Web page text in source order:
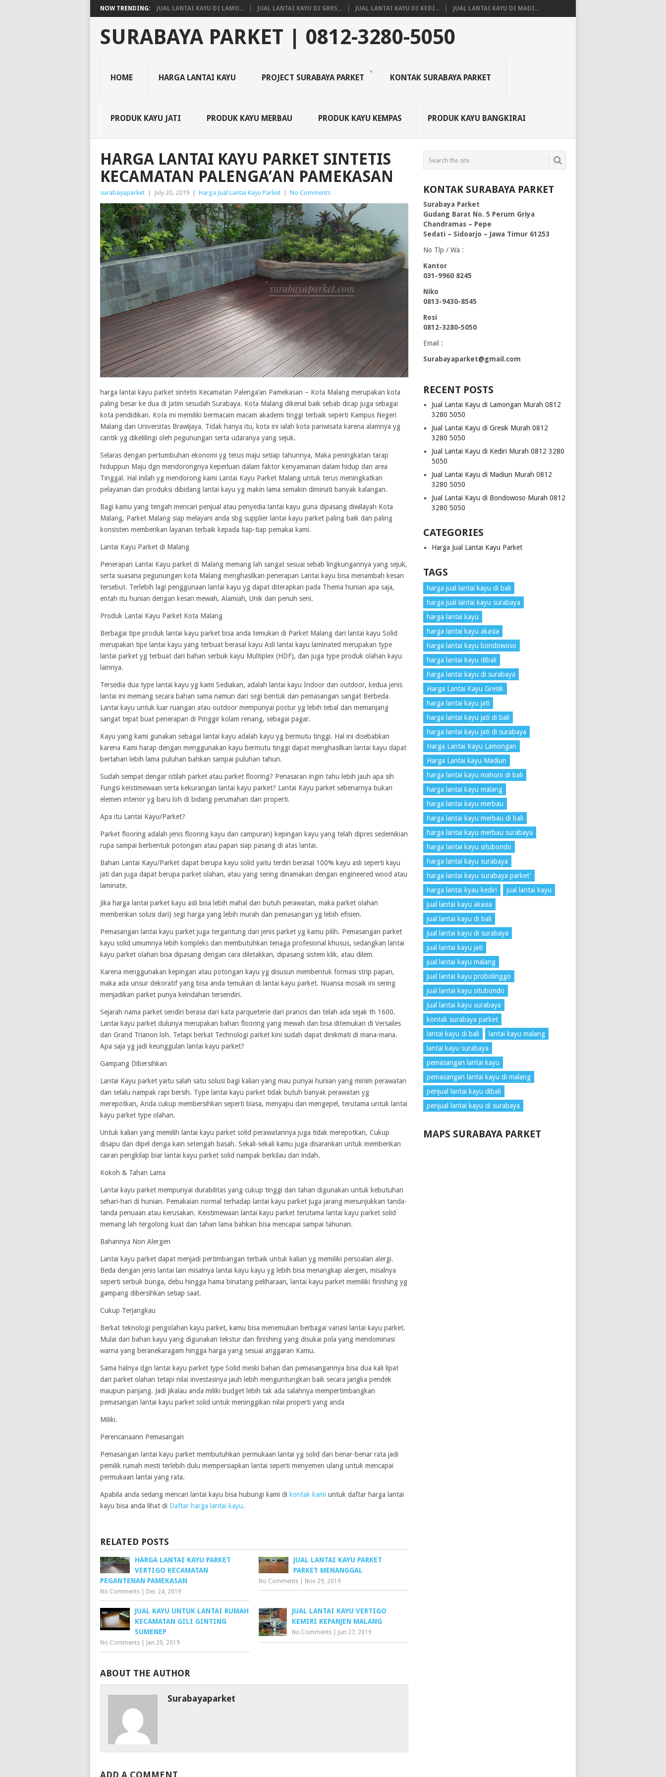
NOW TRENDING: JUAL LANTAI KAYU DI LAMO... JUAL LANTAI KAYU DI GRES... JUAL LANTAI KAYU DI KEDI... JUAL LANTAI KAYU DI MADI...
SURABAYA PARKET | 0812-3280-5050
HOME HARGA LANTAI KAYU PROJECT SURABAYA PARKET KONTAK SURABAYA PARKET
PRODUK KAYU JATI PRODUK KAYU MERBAU PRODUK KAYU KEMPAS PRODUK KAYU BANGKIRAI
HARGA LANTAI KAYU PARKET SINTETIS
KECAMATAN PALENGA’AN PAMEKASAN
surabayaparket July 20, 2019 Harga Jual Lantai Kayu Parket No Comments
harga lantai kayu parket sintetis Kecamatan Palenga’an Pamekasan – Kota Malang merupakan kota
paling besar ke dua di Jatim sesudah Surabaya. Kota Malang dikenal baik sebab dicap juga sebagai
kota pendidikan. Kota ini memiliki bermacam macam akademi tinggi terbaik seperti Kampus Negeri
Malang dan Universitas Brawijaya. Tidak hanya itu, kota ini ialah kota pariwisata karena alamnya yg
cantik yg dikelilingi oleh pegunungan serta udaranya yang sejuk.
Selaras dengan pertumbuhan ekonomi yg terus maju setiap tahunnya, Maka peningkatan tarap
hiduppun Maju dgn mendorongnya keperluan dalam faktor kenyamanan dalam hidup dan area
Tinggal. Hal inilah yg mendorong kami Lantai Kayu Parket Malang untuk terus meningkatkan
pelayanan dan produksi dibidang lantai kayu yg makin lama semakin diminati banyak kalangan.
Bagi kamu yang tengah mencari penjual atau penyedia lantai kayu guna dipasang diwilayah Kota
Malang, Parket Malang siap melayani anda sbg supplier lantai kayu parket paling baik dan paling
konsisten memberikan layanan terbaik kepada tiap-tiap pemakai kami.
Lantai Kayu Parket di Malang
Penerapan Lantai Kayu parket di Malang memang lah sangat sesuai sebab lingkungannya yang sejuk,
serta suasana pegunungan kota Malang menghasilkan penerapan Lantai kayu bisa menambah kesan
tersebut. Terlebih lagi penggunaan lantai kayu yg dapat diterapkan pada Thema hunian apa saja,
entah itu hunian dengan kesan mewah, Alamiah, Unik dan penuh seni.
Produk Lantai Kayu Parket Kota Malang
Berbagai tipe produk lantai kayu parket bisa anda temukan di Parket Malang dari lantai kayu Solid
merupakan tipe lantai kayu yang terbuat berasal kayu Asli lantai kayu laminated merupakan type
lantai parket yg terbuat dari bahan serbuk kayu Multiplex (HDF), dan juga type produk olahan kayu
lainnya.
Tersedia dua type lantai kayu yg kami Sediakan, adalah lantai kayu Indoor dan outdoor, kedua jenis
lantai ini memang secara bahan sama namun dari segi bentuk dan pemasangan sangat Berbeda.
Lantai kayu untuk luar ruangan atau outdoor mempunyai postur yg lebih tebal dan memanjang
sangat tepat buat penerapan di Pinggir kolam renang, sebagai pagar.
Kayu yang kami gunakan sebagai lantai kayu adalah kayu yg bermutu tinggi. Hal ini disebabkan
karena Kami harap dengan menggunakan kayu bermutu tinggi dapat menghasilkan lantai kayu dapat
bertahan lebih lama puluhan bahkan sampai puluhan tahun.
Sudah sempat dengar istilah parket atau parket flooring? Penasaran ingin tahu lebih jauh apa sih
Fungsi keistimewaan serta kekurangan lantai kayu parket? Lantai Kayu parket sebenarnya bukan
elemen interior yg baru loh di bidang perumahan dan properti.
Apa itu Lantai Kayu/Parket?
Parket flooring adalah jenis flooring kayu dari campuran} kepingan kayu yang telah dipres sedemikian
rupa sampai berbentuk potongan atau papan siap pasang di atas lantai.
Bahan Lantai Kayu/Parket dapat berupa kayu solid yaitu terdiri berasal 100% kayu asli seperti kayu
jati dan juga dapat berupa parket olahan, atau yang sering dinamakan dengan engineered wood atau
laminate.
Jika harga lantai parket kayu asli bisa lebih mahal dan butuh perawatan, maka parket olahan
memberikan solusi dari} segi harga yang lebih murah dan pemasangan yg lebih efisien.
Pemasangan lantai kayu parket juga tergantung dari jenis parket yg kamu pilih. Pemasangan parket
kayu solid umumnya lebih kompleks dan membutuhkan tenaga profesional khusus, sedangkan lantai
kayu parket olahan bisa dipasang dengan cara diletakkan, dipasang sistem klik, atau dilem.
Karena menggunakan kepingan atau potongan kayu yg disusun membentuk formasi strip papan,
maka ada unsur dekoratif yang bisa anda temukan di lantai kayu parket. Nuansa mosaik ini sering
menjadikan parket punya keindahan tersendiri.
Sejarah nama parket sendiri berasa dari kata parqueterie dari prancis dan telah ada sejak th 1600.
Lantai kayu parket dulunya merupakan bahan flooring yang mewah dan bisa ditemukan di Versailes
dan Grand Trianon loh. Tetapi berkat Technologi parket kini sudah dapat dinikmati di mana-mana.
Apa saja yg jadi keunggulan lantai kayu parket?
Gampang Dibersihkan
Lantai Kayu parket yaitu salah satu solusi bagi kalian yang mau punyai hunian yang minim perawatan
dan selalu nampak rapi bersih. Type lantai kayu parket tidak butuh banyak perawatan yg
merepotkan, Anda cukup membersihkan seperti biasa, menyapu dan mengepel, terutama untuk lantai
kayu parket type olahan.
Untuk kalian yang memilih lantai kayu parket solid perawatannya juga tidak merepotkan, Cukup
disapu dan dipel denga kain setengah basah. Sekali-sekali kamu juga disarankan untuk memberikan
cairan pengkilap biar lantai kayu parket solid nampak berkilau dan indah.
Kokoh & Tahan Lama
Lantai kayu parket mempunyai durabilitas yang cukup tinggi dan tahan digunakan untuk kebutuhan
sehari-hari di hunian. Pemakaian normal terhadap lantai kayu parket juga jarang menunjukkan tanda-
tanda penuaan atau kerusakan. Keistimewaan lantai kayu parket terutama lantai kayu parket solid
memang lah tergolong kuat dan tahan lama bahkan bisa mencapai sampai tahunan.
Bahannya Non Alergen
Lantai kayu parket dapat menjadi pertimbangan terbaik untuk kalian yg memiliki persoalan alergi.
Beda dengan jenis lantai lain misalnya lantai kayu kayu yg lebih bisa menangkap alergen, misalnya
seperti serbuk bunga, debu hingga hama binatang peliharaan, lantai kayu parket memiliki finishing yg
gampang dibersihkan setiap saat.
Cukup Terjangkau
Berkat teknologi pengolahan kayu parket, kamu bisa menemukan berbagai variasi lantai kayu parket.
Mulai dari bahan kayu yang digunakan tekstur dan finishing yang disukai pola yang mendominasi
warna yang beranekaragam hingga harga yang sesuai anggaran Kamu.
Sama halnya dgn lantai kayu parket type Solid meski bahan dan pemasangannya bisa dua kali lipat
dari parket olahan tetapi nilai investasinya jauh lebih menguntungkan baik secara jangka pendek
maupun panjang. Jadi jikalau anda miliki budget lebih tak ada salahnya mempertimbangkan
pemasangan lantai kayu parket solid untuk meninggikan nilai properti yang anda
Miliki.
Perencanaann Pemasangan
Pemasangan lantai kayu parket membutuhkan permukaan lantai yg solid dan benar-benar rata jadi
pemilik rumah mesti terlebih dulu mempersiapkan lantai seperti menyemen ulang untuk mencapai
permukaan lantai yang rata.
Apabila anda sedang mencari lantai kayu bisa hubungi kami di kontak kami untuk daftar harga lantai
kayu bisa anda lihat di Daftar harga lantai kayu.
RELATED POSTS
HARGA LANTAI KAYU PARKET
VERTIGO KECAMATAN
PEGANTENAN PAMEKASAN
No Comments Dec 24, 2019
JUAL LANTAI KAYU PARKET
PARKET MENANGGAL
No Comments Nov 29, 2019
JUAL KAYU UNTUK LANTAI RUMAH
KECAMATAN GILI GINTING
SUMENEP
No Comments Jan 20, 2019
JUAL LANTAI KAYU VERTIGO
KEMIRI KEPANJEN MALANG
No Comments Jun 27, 2019
ABOUT THE AUTHOR
Surabayaparket
ADD A COMMENT
KONTAK SURABAYA PARKET
Surabaya Parket
Gudang Barat No. 5 Perum Griya
Chandramas – Pepe
Sedati – Sidoarjo – Jawa Timur 61253
No Tlp / Wa :
Kantor
031-9960 8245
Niko
0813-9430-8545
Rosi
0812-3280-5050
Email :
Surabayaparket@gmail.com
RECENT POSTS
Jual Lantai Kayu di Lamongan Murah 0812
3280 5050
Jual Lantai Kayu di Gresik Murah 0812
3280 5050
Jual Lantai Kayu di Kediri Murah 0812 3280
5050
Jual Lantai Kayu di Madiun Murah 0812
3280 5050
Jual Lantai Kayu di Bondowoso Murah 0812
3280 5050
CATEGORIES
Harga Jual Lantai Kayu Parket
TAGS
harga jual lantai kayu di bali
harga jual lantai kayu surabaya
harga lantai kayu
harga lantai kayu akasia
harga lantai kayu bondowoso
harga lantai kayu dibali
harga lantai kayu di surabaya
Harga Lantai Kayu Gresik
harga lantai kayu jati
harga lantai kayu jati di bali
harga lantai kayu jati di surabaya
Harga Lantai Kayu Lamongan
Harga Lantai kayu Madiun
harga lantai kayu mahoni di bali
harga lantai kayu malang
harga lantai kayu merbau
harga lantai kayu merbau di bali
harga lantai kayu merbau surabaya
harga lantai kayu situbondo
harga lantai kayu surabaya
harga lantai kayu surabaya parket'
harga lantai kyau kediri
jual lantai kayu
jual lantai kayu akasia
jual lantai kayu di bali
jual lantai kayu di surabaya
jual lantai kayu jati
jual lantai kayu malang
jual lantai kayu probolinggo
jual lantai kayu situbondo
jual lantai kayu surabaya
kontak surabaya parket
lantai kayu di bali
lantai kayu malang
lantai kayu surabaya
pemasangan lantai kayu
pemasangan lantai kayu di malang
penjual lantai kayu dibali
penjual lantai kayu di surabaya
MAPS SURABAYA PARKET